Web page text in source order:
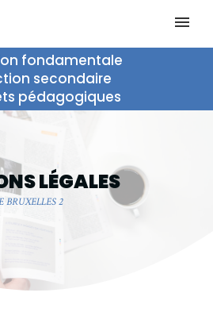
fondamentale
secondaire
pédagogiques
LÉGALES
BRUXELLES 2